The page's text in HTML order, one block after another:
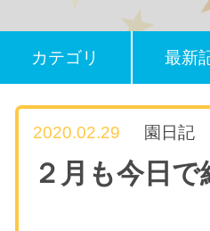
カテゴリ 最新
2020.02.29 園日記
２月も今日で